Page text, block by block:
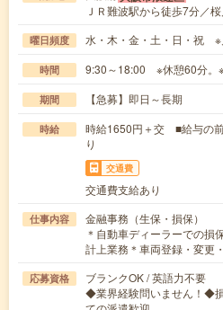
ＪＲ難波駅から徒歩7分／
曜日頻度 水・木・金・土・日・祝 ※
時間 9:30～18:00 ※休憩60分。
期間 【急募】即日～長期
時給
時給1650円＋交 ■給与の
り
交通費
交通費支給あり
仕事内容
金融事務（生保・損保）
＊自動車ディーラーでの損
計上業務＊車両登録・変更
応募資格
ブランクOK / 英語力不要
◆業界経験問いません！◆